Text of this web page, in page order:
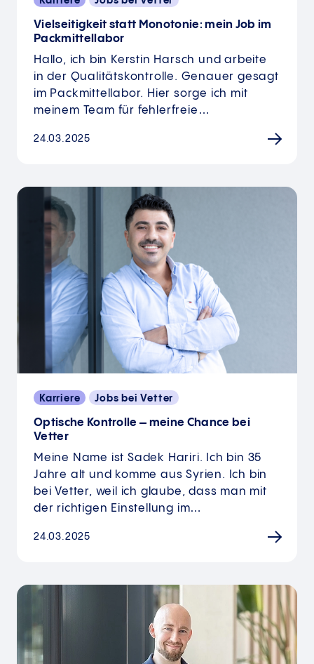
Vielseitigkeit statt Monotonie: mein Job im
Packmittellabor
Hallo, ich bin Kerstin Harsch und arbeite
in der Qualitätskontrolle. Genauer gesagt
im Packmittellabor. Hier sorge ich mit
meinem Team für fehlerfreie…
24.03.2025
Karriere Jobs bei Vetter
Optische Kontrolle – meine Chance bei
Vetter
Meine Name ist Sadek Hariri. Ich bin 35
Jahre alt und komme aus Syrien. Ich bin
bei Vetter, weil ich glaube, dass man mit
der richtigen Einstellung im…
24.03.2025